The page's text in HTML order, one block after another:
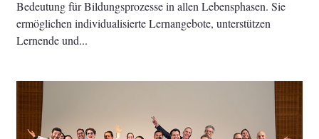
Bedeutung für Bildungsprozesse in allen Lebensphasen. Sie
ermöglichen individualisierte Lernangebote, unterstützen
Lernende und